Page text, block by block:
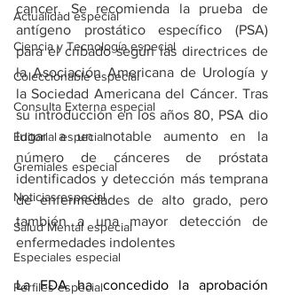
Actualidad especial
Ciencia y Tecnología especial
Coleccionable especial
Consulta Externa especial
Editorial especial
Gremiales especial
Noticias especial
Salud Mental especial
Especiales especial
Perfiles especial
cancer. Se recomienda la prueba de
antígeno prostático específico (PSA)
para el cribado según las directrices de
la Asociación Americana de Urología y
la Sociedad Americana del Cáncer. Tras
su introducción en los años 80, PSA dio
lugar a un notable aumento en la
número de cánceres de próstata
identificados y detección más temprana
de enfermedades de alto grado, pero
también a una mayor detección de
enfermedades indolentes
La FDA ha concedido la aprobación